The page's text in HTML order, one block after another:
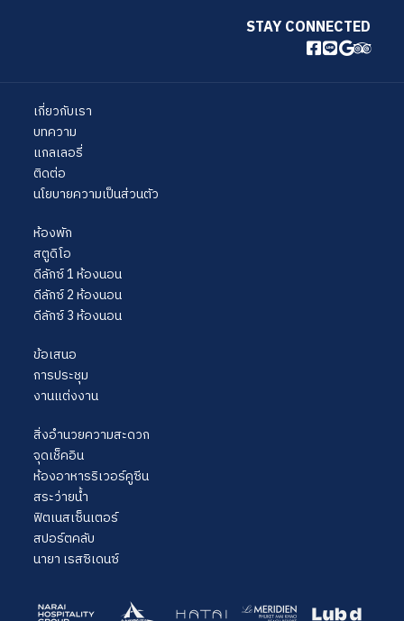
STAY CONNECTED
เกี่ยวกับเรา
บทความ
แกลเลอรี่
ติดต่อ
นโยบายความเป็นส่วนตัว
ห้องพัก
สตูดิโอ
ดีลักซ์ 1 ห้องนอน
ดีลักซ์ 2 ห้องนอน
ดีลักซ์ 3 ห้องนอน
ข้อเสนอ
การประชุม
งานแต่งงาน
สิ่งอำนวยความสะดวก
จุดเช็คอิน
ห้องอาหารริเวอร์คูซีน
สระว่ายน้ำ
ฟิตเนสเซ็นเตอร์
สปอร์ตคลับ
นายา เรสซิเดนซ์